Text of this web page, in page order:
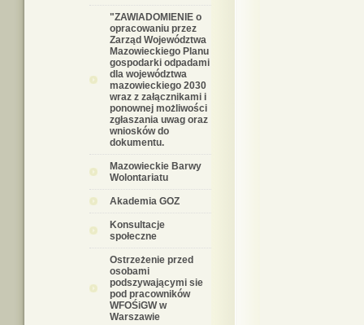
"ZAWIADOMIENIE o
opracowaniu przez
Zarząd Województwa
Mazowieckiego Planu
gospodarki odpadami
dla województwa
mazowieckiego 2030
wraz z załącznikami i
ponownej możliwości
zgłaszania uwag oraz
wniosków do
dokumentu.
Mazowieckie Barwy
Wolontariatu
Akademia GOZ
Konsultacje
społeczne
Ostrzeżenie przed
osobami
podszywającymi sie
pod pracowników
WFOŚiGW w
Warszawie